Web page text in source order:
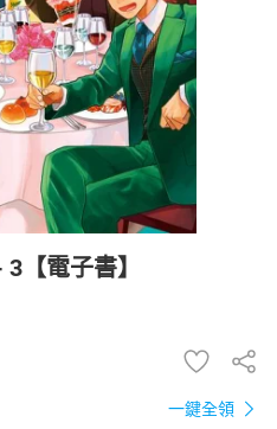
【電子書】
一鍵全領